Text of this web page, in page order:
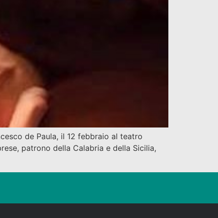
de Paula, il 12 febbraio al teatro
patrono della Calabria e della Sicilia,